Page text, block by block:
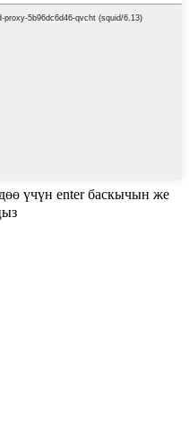
үчүн enter баскычын же